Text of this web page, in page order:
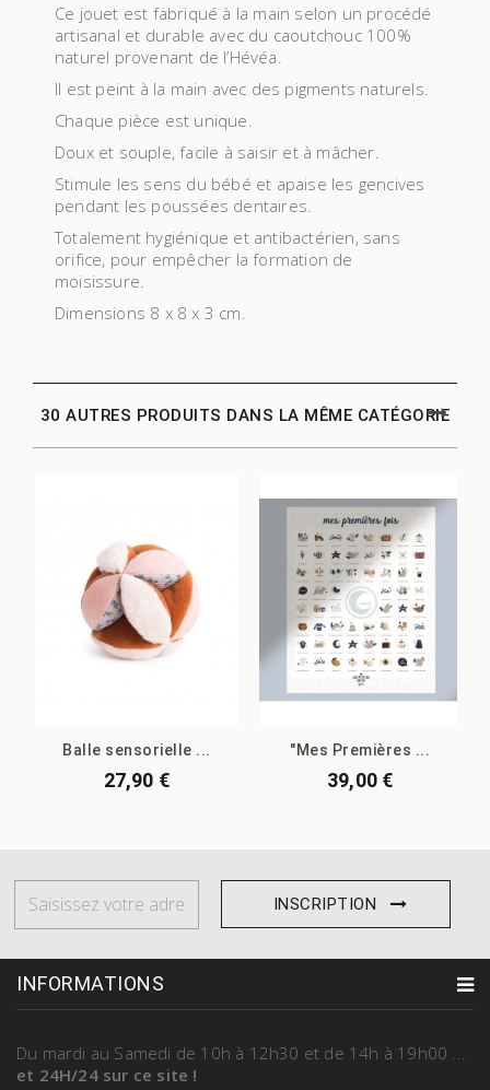
Ce jouet est fabriqué à la main selon un procédé
artisanal et durable avec du caoutchouc 100%
naturel provenant de l’Hévéa.
Il est peint à la main avec des pigments naturels.
Chaque pièce est unique.
Doux et souple, facile à saisir et à mâcher.
Stimule les sens du bébé et apaise les gencives
pendant les poussées dentaires.
Totalement hygiénique et antibactérien, sans
orifice, pour empêcher la formation de
moisissure.
Dimensions 8 x 8 x 3 cm.
30 AUTRES PRODUITS DANS LA MÊME CATÉGORIE
Balle sensorielle ...
27,90 €
"Mes Premières ...
39,00 €
INSCRIPTION
INFORMATIONS
Du mardi au Samedi de 10h à 12h30 et de 14h à 19h00
et 24H/24 sur ce site !